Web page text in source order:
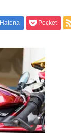
Hatena Pocket